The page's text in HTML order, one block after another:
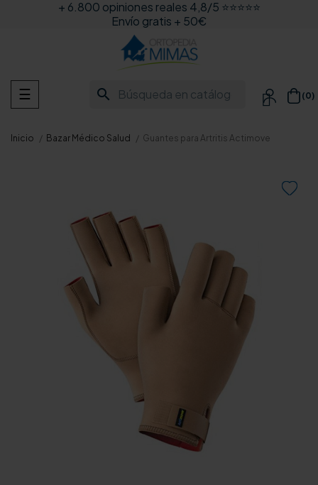
+ 6.800 opiniones reales 4,8/5 ⭐⭐⭐⭐⭐
Envío gratis + 50€
search  (0)
Navegación
de
☰
Inicio Bazar Médico Salud Guantes para Artritis Actimove
